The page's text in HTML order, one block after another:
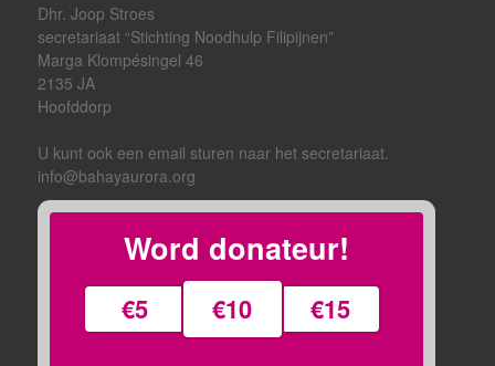
Dhr. Joop Stroes
secretariaat “Stichting Noodhulp Filipijnen”
Marga Klompésingel 46
2135 JA
Hoofddorp
U kunt ook een email sturen naar het secretariaat.
info@bahayaurora.org
Word donateur!
€5 €10 €15